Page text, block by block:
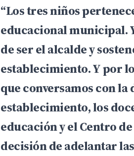
“Los tres niños
educacional municipal.
de ser el alcalde y
establecimiento. Y por
que conversamos con
establecimiento, los
educación y el Centro
decisión de adelantar